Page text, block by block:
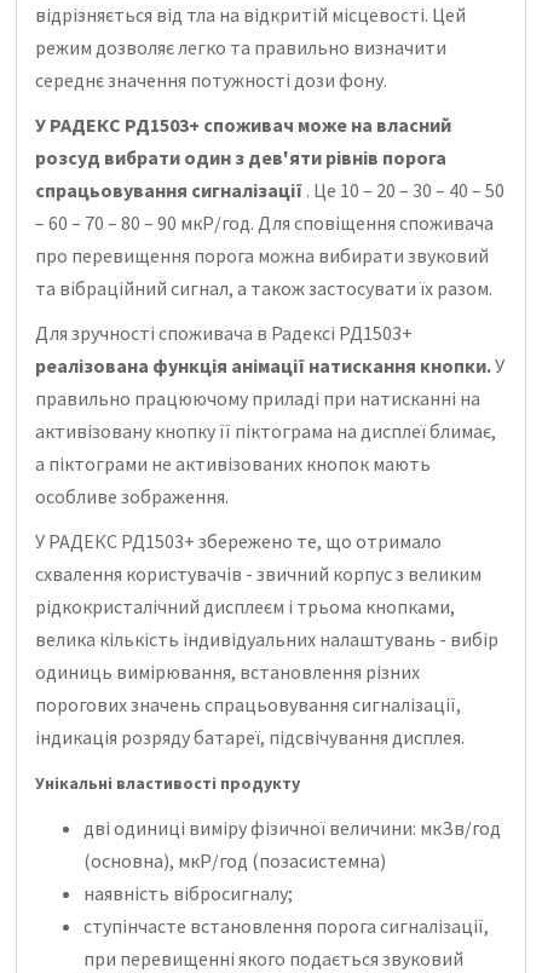
відрізняється від тла на відкритій місцевості. Цей
режим дозволяє легко та правильно визначити
середнє значення потужності дози фону.
У РАДЕКС РД1503+ споживач може на власний
розсуд вибрати один з дев'яти рівнів порога
спрацьовування сигналізації . Це 10 – 20 – 30 – 40 – 50
– 60 – 70 – 80 – 90 мкР/год. Для сповіщення споживача
про перевищення порога можна вибирати звуковий
та вібраційний сигнал, а також застосувати їх разом.
Для зручності споживача в Радексі РД1503+
реалізована функція анімації натискання кнопки.У
правильно працюючому приладі при натисканні на
активізовану кнопку її піктограма на дисплеї блимає,
а піктограми не активізованих кнопок мають
особливе зображення.
У РАДЕКС РД1503+ збережено те, що отримало
схвалення користувачів - звичний корпус з великим
рідкокристалічний дисплеєм і трьома кнопками,
велика кількість індивідуальних налаштувань - вибір
одиниць вимірювання, встановлення різних
порогових значень спрацьовування сигналізації,
індикація розряду батареї, підсвічування дисплея.
Унікальні властивості продукту
дві одиниці виміру фізичної величини: мкЗв/год
(основна), мкР/год (позасистемна)
наявність вібросигналу;
ступінчасте встановлення порога сигналізації,
при перевищенні якого подається звуковий